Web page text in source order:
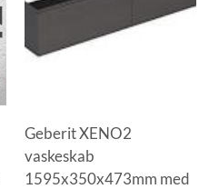
Geberit XENO2
vaskeskab
1595x350x473mm med